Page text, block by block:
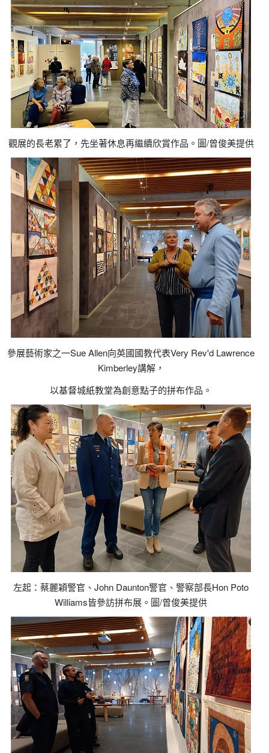
觀展的長老累了，先坐著休息再繼續欣賞作品。圖/曾俊美提供
參展藝術家之一Sue Allen向英國國教代表Very Rev'd Lawrence
Kimberley講解，
以基督城紙教堂為創意點子的拼布作品。
左起：蔡麗穎警官、John Daunton警官、警察部長Hon Poto
Williams皆參訪拼布展。圖/曾俊美提供